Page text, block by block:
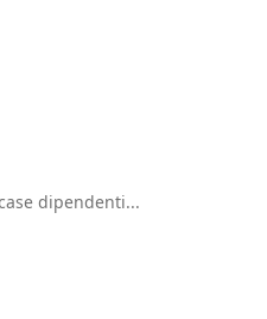
dipendenti...